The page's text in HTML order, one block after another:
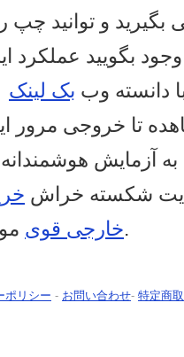
و توانید چپ
بگویید عملکرد
دانسته وب بک لینک
تا خروجی مرور
آزمایش هوشمندانه
شکسته خراش
خارجی قویمورد به دارید.
ポリシー - お問い合わせ- 特定商